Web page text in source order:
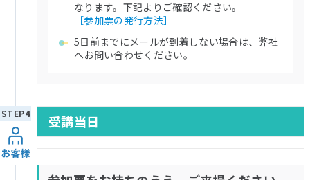
なります。下記よりご確認ください。
［参加票の発行方法］
5日前までにメールが到着しない場合は、弊社
へお問い合わせください。
受講当日